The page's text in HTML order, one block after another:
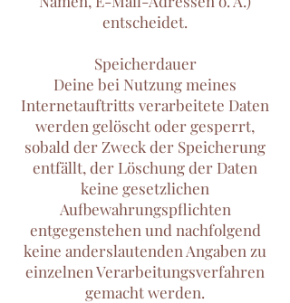
entscheidet.
Speicherdauer
Deine bei Nutzung meines
Internetauftritts verarbeitete Daten
werden gelöscht oder gesperrt,
sobald der Zweck der Speicherung
entfällt, der Löschung der Daten
keine gesetzlichen
Aufbewahrungspflichten
entgegenstehen und nachfolgend
keine anderslautenden Angaben zu
einzelnen Verarbeitungsverfahren
gemacht werden.